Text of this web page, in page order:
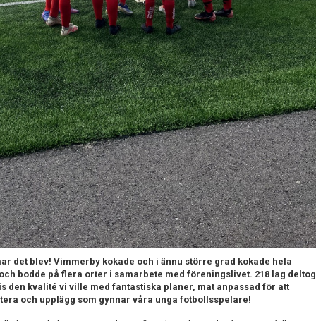
det blev! Vimmerby kokade och i ännu större grad kokade hela
bodde på flera orter i samarbete med föreningslivet. 218 lag deltog
den kvalité vi ville med fantastiska planer, mat anpassad för att
och upplägg som gynnar våra unga fotbollsspelare!